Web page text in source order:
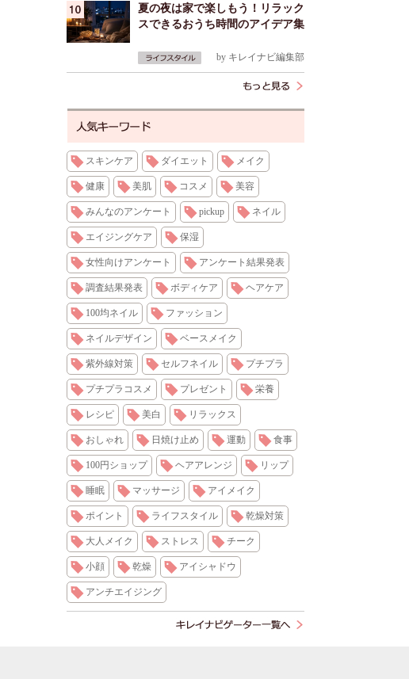
夏の夜は家で楽しもう！リラック
スできるおうち時間のアイデア集
by キレイナビ編集部
スキンケア ダイエット メイク
健康 美肌 コスメ 美容
みんなのアンケート pickup ネイル
エイジングケア 保湿
女性向けアンケート アンケート結果発表
調査結果発表 ボディケア ヘアケア
100均ネイル ファッション
ネイルデザイン ベースメイク
紫外線対策 セルフネイル プチプラ
プチプラコスメ プレゼント 栄養
レシピ 美白 リラックス
おしゃれ 日焼け止め 運動 食事
100円ショップ ヘアアレンジ リップ
睡眠 マッサージ アイメイク
ポイント ライフスタイル 乾燥対策
大人メイク ストレス チーク
小顔 乾燥 アイシャドウ
アンチエイジング